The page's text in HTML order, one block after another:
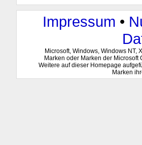
Impressum •
Microsoft, Windows, Windows NT,
Marken oder Marken der
Weitere auf dieser Homepage
Marken